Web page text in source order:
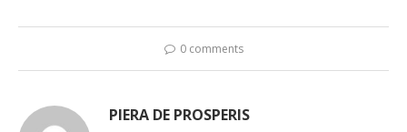
0 comments
PIERA DE PROSPERIS